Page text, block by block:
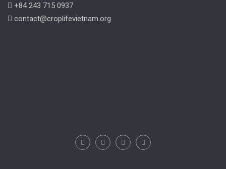
+84 243 715 0937
contact@croplifevietnam.org